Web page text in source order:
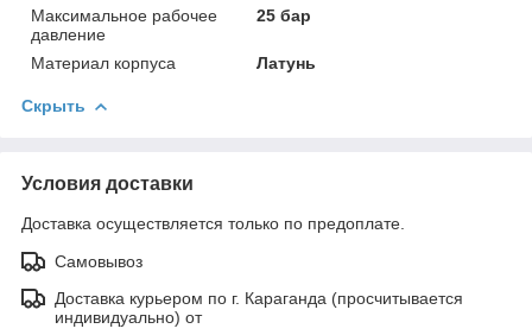
Максимальное рабочее
давление
25 бар
Материал корпуса Латунь
Скрыть
Условия доставки
Доставка осуществляется только по предоплате.
Самовывоз
Доставка курьером по г. Караганда (просчитывается
индивидуально) от